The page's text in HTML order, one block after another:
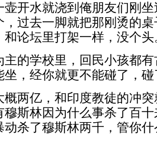
壶开水就浇到俺朋友们刚
，过去一脚就把那刚烫的
和论坛里打架一样，没个头
主的学校里，回民小孩都
坐，经你就更不能碰了，
概两亿，和印度教徒的冲
穆斯林因为什么事杀了百
动杀了穆斯林两千，管你